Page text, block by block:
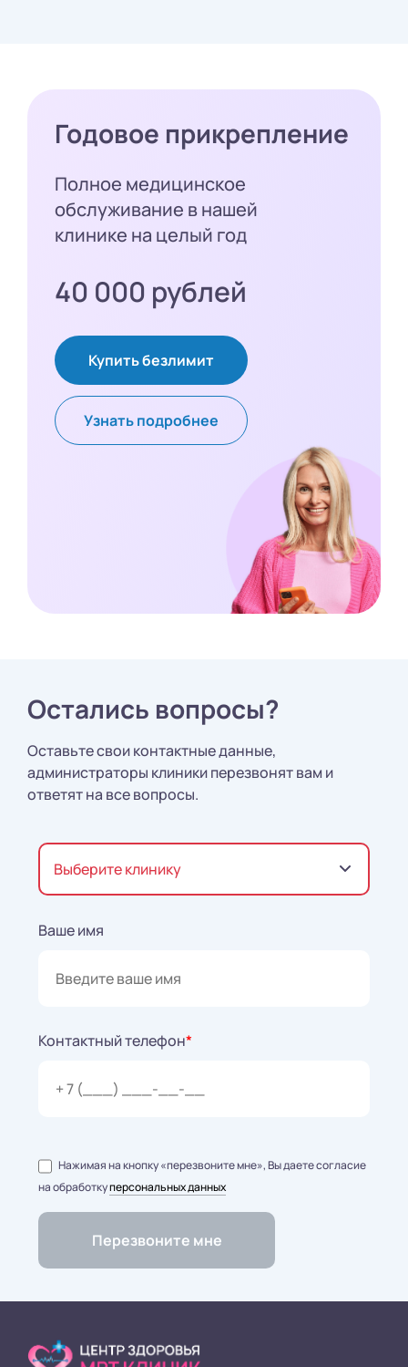
Годовое прикрепление
Полное медицинское
обслуживание в нашей
клинике на целый год
40 000 рублей
Купить безлимит
Узнать подробнее
Остались вопросы?
Оставьте свои контактные данные,
администраторы клиники перезвонят вам и
ответят на все вопросы.
Выберите клинику
Ваше имя
Контактный телефон*
Нажимая на кнопку «перезвоните мне», Вы даете согласие
на обработкуперсональных данных